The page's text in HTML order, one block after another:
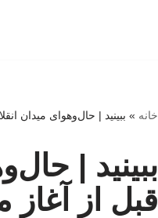
خانه » ببینید | حال‌وهوای میدان
ببینید |
قبل از